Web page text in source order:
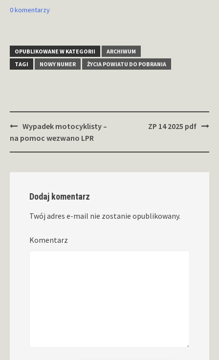
0 komentarzy
OPUBLIKOWANE W KATEGORII
ARCHIWUM
TAGI
NOWY NUMER ŻYCIA POWIATU DO POBRANIA
Zobacz
wpisy
Wypadek motocyklisty –
na pomoc wezwano LPR
ZP 14 2025 pdf
Dodaj komentarz
Twój adres e-mail nie zostanie opublikowany.
Komentarz